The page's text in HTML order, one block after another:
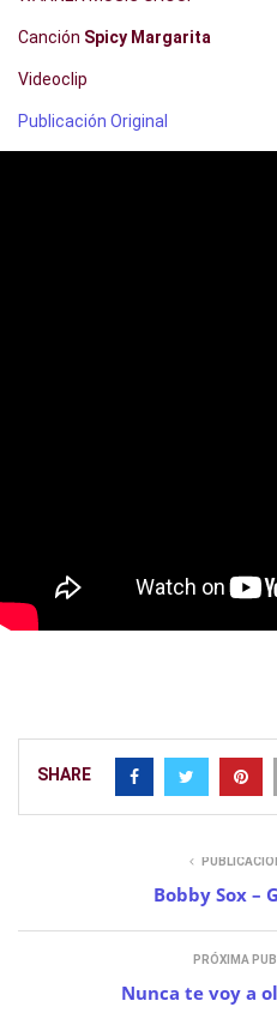
Canción Spicy Margarita
Videoclip
Publicación Original
SHARE
Bobby Sox –
PRÓXIMA
Nunca te voy a